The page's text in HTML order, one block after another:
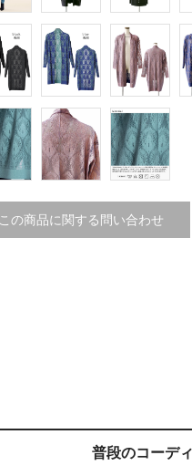
この商品に関する問い合わせ
普段のコーデ